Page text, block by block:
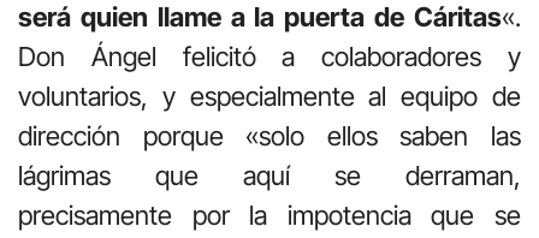
será quien llame a la puerta de Cáritas«.
Don Ángel felicitó a colaboradores y
voluntarios, y especialmente al equipo de
dirección porque «solo ellos saben las
lágrimas que aquí se derraman,
precisamente por la impotencia que se